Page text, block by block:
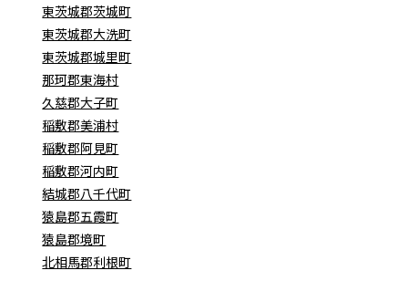
東茨城郡茨城町
東茨城郡大洗町
東茨城郡城里町
那珂郡東海村
久慈郡大子町
稲敷郡美浦村
稲敷郡阿見町
稲敷郡河内町
結城郡八千代町
猿島郡五霞町
猿島郡境町
北相馬郡利根町